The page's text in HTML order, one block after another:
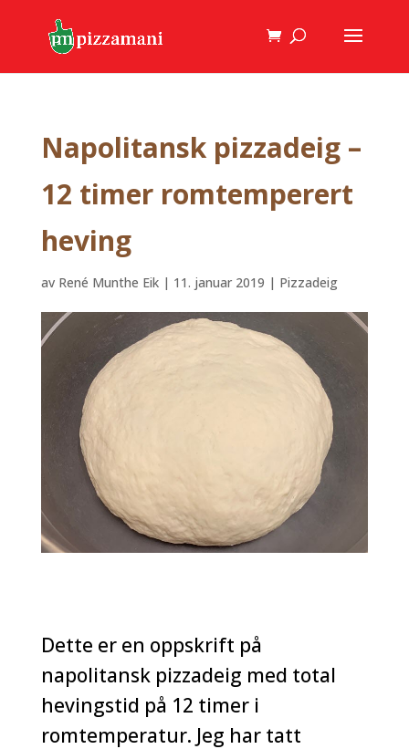
Napolitansk pizzadeig –
12 timer romtemperert
heving
av René Munthe Eik| 11. januar 2019 | Pizzadeig
Dette er en oppskrift på
napolitansk pizzadeig med total
hevingstid på 12 timer i
romtemperatur. Jeg har tatt